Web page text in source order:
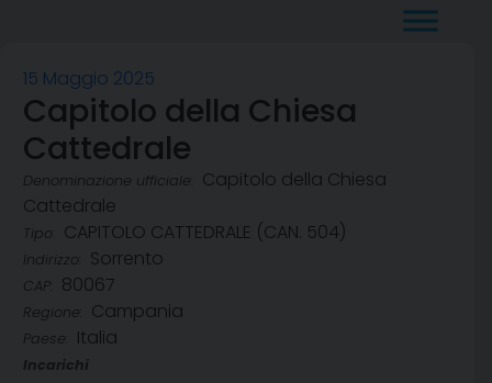
15 Maggio 2025
Capitolo della Chiesa
Cattedrale
Denominazione ufficiale:
Capitolo della Chiesa
Cattedrale
Tipo: CAPITOLO CATTEDRALE (CAN. 504)
Indirizzo: Sorrento
CAP: 80067
Regione: Campania
Paese: Italia
Incarichi